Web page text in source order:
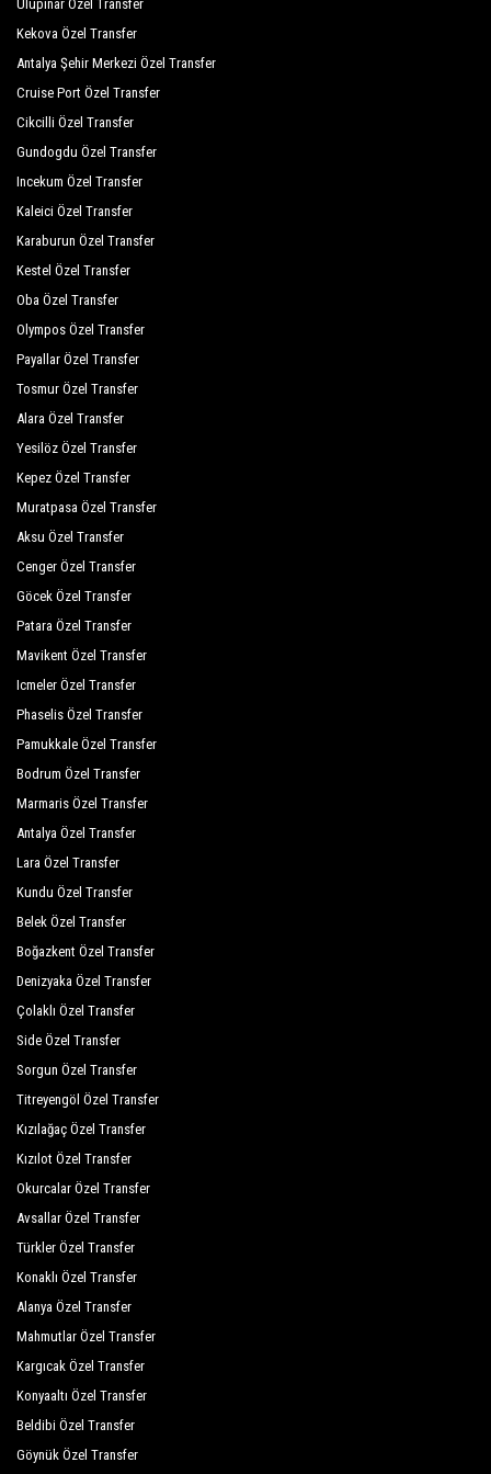
Kayı Villas
D Resort Göcek
Göcek Lykia Resort Hotel
Selya Apart Hotel
Mr. Dim Exclusive Apart Hotel
Alya Hotel Göcek
Göcek Arion Hotel
Renka Hotel
Hotel Vira
Rixos Premium Göcek
Son2Oda
Gocek Country By Villa Safiya
Resa Hotel Gocek
West House Exclusive Hotel
Göcekinn Hotel
Daidala Life Hotel
Casa Luxury Hotel
Hotel Dalya Life
Kovan Bungalow Kamp Alanı
Suna Village
Pastoral Vadi
Infinity Greenlife Hotel
Nevada Hotel Spa
Vanilla Hotel
Hostel Chillsteps
Surf Apart Hotel
La Farine
Ulupinar Özel Transfer
Kekova Özel Transfer
Antalya Şehir Merkezi Özel Transfer
Cruise Port Özel Transfer
Cikcilli Özel Transfer
Gundogdu Özel Transfer
Incekum Özel Transfer
Kaleici Özel Transfer
Karaburun Özel Transfer
Kestel Özel Transfer
Oba Özel Transfer
Olympos Özel Transfer
Payallar Özel Transfer
Tosmur Özel Transfer
Alara Özel Transfer
Yesilöz Özel Transfer
Kepez Özel Transfer
Muratpasa Özel Transfer
Aksu Özel Transfer
Cenger Özel Transfer
Göcek Özel Transfer
Patara Özel Transfer
Mavikent Özel Transfer
Icmeler Özel Transfer
Phaselis Özel Transfer
Pamukkale Özel Transfer
Bodrum Özel Transfer
Marmaris Özel Transfer
Antalya Özel Transfer
Lara Özel Transfer
Kundu Özel Transfer
Belek Özel Transfer
Boğazkent Özel Transfer
Denizyaka Özel Transfer
Çolaklı Özel Transfer
Side Özel Transfer
Sorgun Özel Transfer
Titreyengöl Özel Transfer
Kızılağaç Özel Transfer
Kızılot Özel Transfer
Okurcalar Özel Transfer
Avsallar Özel Transfer
Türkler Özel Transfer
Konaklı Özel Transfer
Alanya Özel Transfer
Mahmutlar Özel Transfer
Kargıcak Özel Transfer
Konyaaltı Özel Transfer
Beldibi Özel Transfer
Göynük Özel Transfer